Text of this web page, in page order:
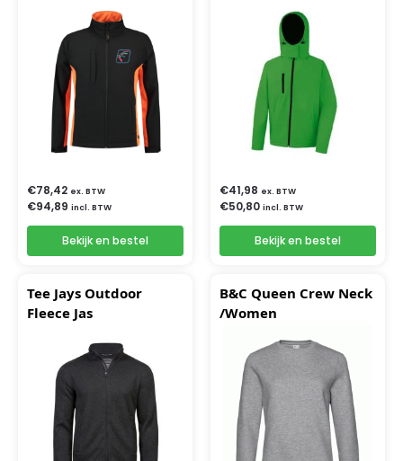
€78,42 ex. BTW
€94,89 incl. BTW
Bekijk en bestel
€41,98 ex. BTW
€50,80 incl. BTW
Bekijk en bestel
Tee Jays Outdoor
Fleece Jas
B&C Queen Crew Neck
/Women